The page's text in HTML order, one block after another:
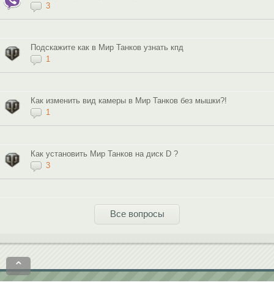
3
Подскажите как в Мир Танков узнать кпд
1
Как изменить вид камеры в Мир Танков без мышки?!
1
Как установить Мир Танков на диск D ?
3
Все вопросы
⌃